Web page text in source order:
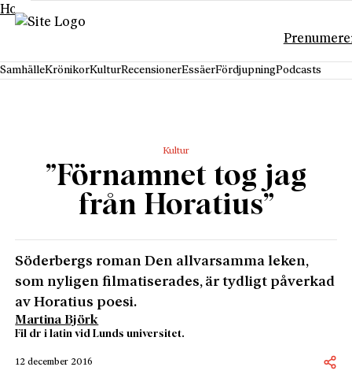
Hoppa till innehåll
SamhälleKrönikorKulturRecensionerEssäerFördjupningPodcasts
Kultur
”Förnamnet tog jag
från Horatius”
Söderbergs roman Den allvarsamma leken,
som nyligen filmatiserades, är tydligt påverkad
av Horatius poesi.
Martina Björk
Fil dr i latin vid Lunds universitet.
12 december 2016